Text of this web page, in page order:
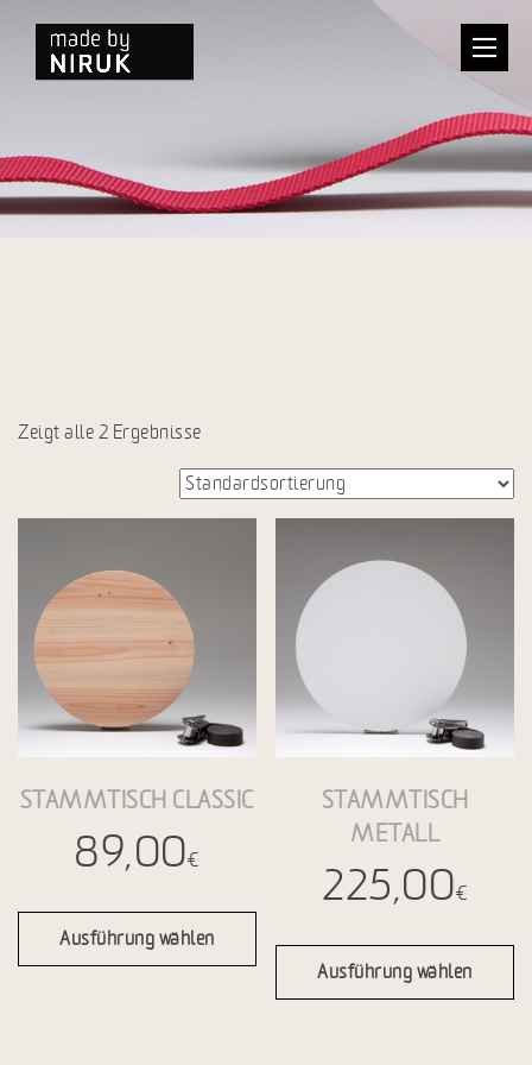
Zeigt alle 2 Ergebnisse
STAMMTISCH CLASSIC
89,00€
Ausführung wählen
STAMMTISCH
METALL
225,00€
Ausführung wählen